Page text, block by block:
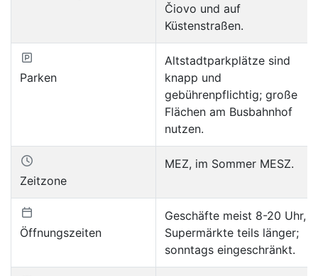
Čiovo und auf
Küstenstraßen.
Parken
Altstadtparkplätze sind
knapp und
gebührenpflichtig; große
Flächen am Busbahnhof
nutzen.
Zeitzone
MEZ, im Sommer MESZ.
Öffnungszeiten
Geschäfte meist 8-20 Uhr,
Supermärkte teils länger;
sonntags eingeschränkt.